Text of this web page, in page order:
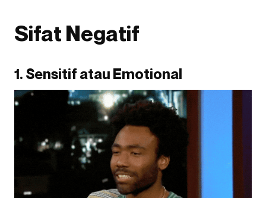
Sifat Negatif
1. Sensitif atau Emotional